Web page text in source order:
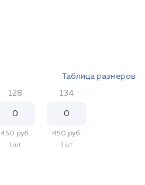
Таблица размеров
128
450 руб.
1 шт
134
450 руб.
1 шт